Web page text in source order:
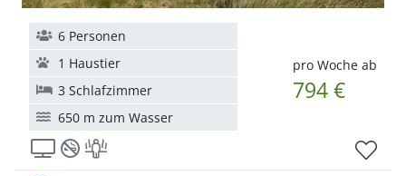
pro Woche ab
794 €
6 Personen
1 Haustier
3 Schlafzimmer
650 m zum Wasser